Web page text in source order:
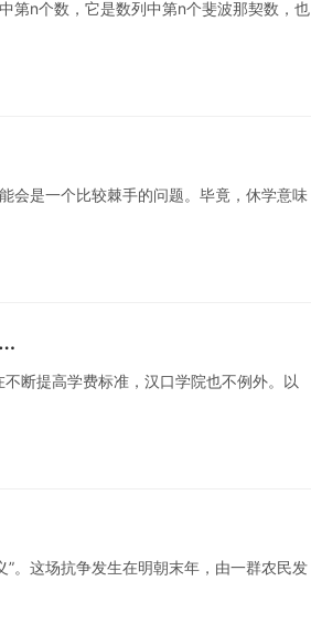
第n个数，它是数列中第n个斐波那契数，也
会是一个比较棘手的问题。毕竟，休学意味
断提高学费标准，汉口学院也不例外。以
。这场抗争发生在明朝末年，由一群农民发